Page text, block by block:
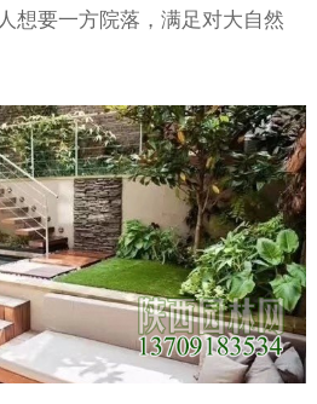
想要一方院落，满足对大自然